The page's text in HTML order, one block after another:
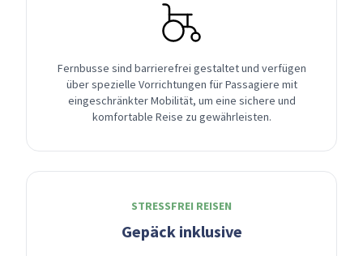
Fernbusse sind barrierefrei gestaltet und verfügen
über spezielle Vorrichtungen für Passagiere mit
eingeschränkter Mobilität, um eine sichere und
komfortable Reise zu gewährleisten.
STRESSFREI REISEN
Gepäck inklusive